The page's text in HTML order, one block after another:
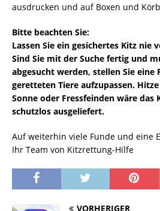
ausdrucken und auf Boxen und
Bitte beachten Sie:
Lassen Sie ein gesichertes Kitz nie
Sind Sie mit der Suche fertig und
abgesucht werden, stellen Sie eine
geretteten Tiere aufzupassen.
Sonne oder Fressfeinden wäre das
schutzlos ausgeliefert.
Auf weiterhin viele Funde und eine
Ihr Team von Kitzrettung-Hilfe
VORHERIGER